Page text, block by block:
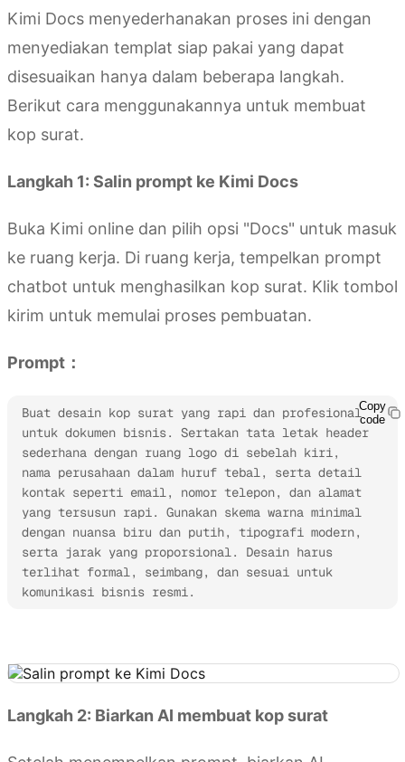
Kimi Docs menyederhanakan proses ini dengan
menyediakan templat siap pakai yang dapat
disesuaikan hanya dalam beberapa langkah.
Berikut cara menggunakannya untuk membuat
kop surat.
Langkah 1: Salin prompt ke Kimi Docs
Buka Kimi online dan pilih opsi "Docs" untuk masuk
ke ruang kerja. Di ruang kerja, tempelkan prompt
chatbot untuk menghasilkan kop surat. Klik tombol
kirim untuk memulai proses pembuatan.
Prompt：
Buat desain kop surat yang rapi dan profesional
untuk dokumen bisnis. Sertakan tata letak header
sederhana dengan ruang logo di sebelah kiri,
nama perusahaan dalam huruf tebal, serta detail
kontak seperti email, nomor telepon, dan alamat
yang tersusun rapi. Gunakan skema warna minimal
dengan nuansa biru dan putih, tipografi modern,
serta jarak yang proporsional. Desain harus
terlihat formal, seimbang, dan sesuai untuk
komunikasi bisnis resmi.
Copy
code
Langkah 2: Biarkan AI membuat kop surat